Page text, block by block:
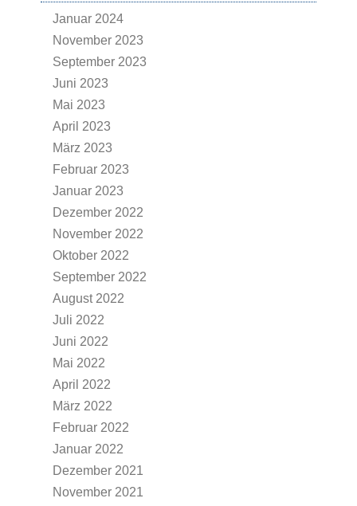
Januar 2024
November 2023
September 2023
Juni 2023
Mai 2023
April 2023
März 2023
Februar 2023
Januar 2023
Dezember 2022
November 2022
Oktober 2022
September 2022
August 2022
Juli 2022
Juni 2022
Mai 2022
April 2022
März 2022
Februar 2022
Januar 2022
Dezember 2021
November 2021